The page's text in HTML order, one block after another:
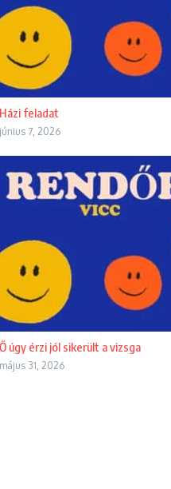
Házi feladat
június 7, 2026
Ő úgy érzi jól sikerült a vizsga
május 31, 2026